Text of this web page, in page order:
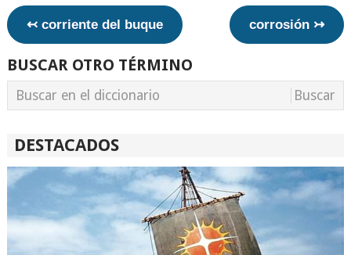
↢ corriente del buque corrosión ↣
BUSCAR OTRO TÉRMINO
DESTACADOS